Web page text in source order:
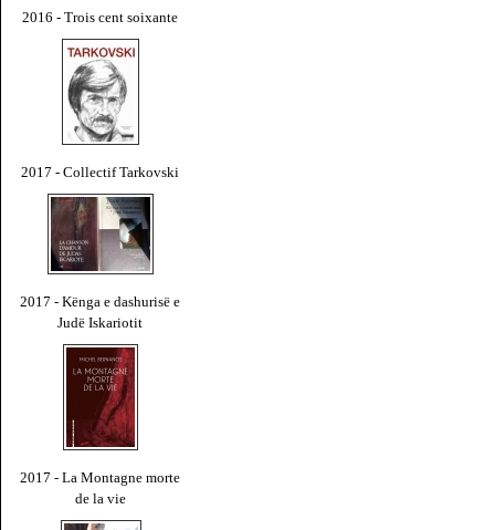
2016 - Trois cent soixante
2017 - Collectif Tarkovski
2017 - Kënga e dashurisë e
Judë Iskariotit
2017 - La Montagne morte
de la vie